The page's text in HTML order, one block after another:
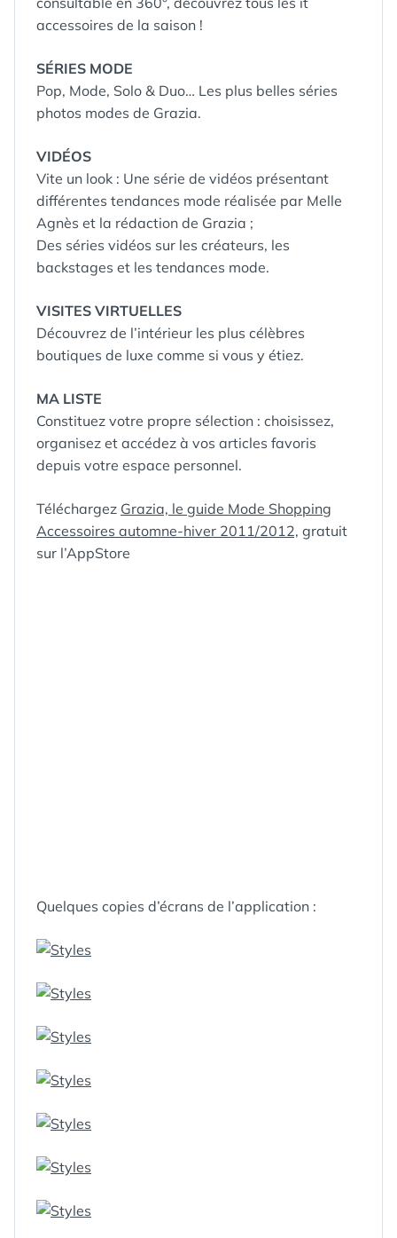
accessoires de la saison !
SÉRIES MODE
Pop, Mode, Solo & Duo… Les plus belles séries
photos modes de Grazia.
VIDÉOS
Vite un look : Une série de vidéos présentant
différentes tendances mode réalisée par Melle
Agnès et la rédaction de Grazia ;
Des séries vidéos sur les créateurs, les
backstages et les tendances mode.
VISITES VIRTUELLES
Découvrez de l’intérieur les plus célèbres
boutiques de luxe comme si vous y étiez.
MA LISTE
Constituez votre propre sélection : choisissez,
organisez et accédez à vos articles favoris
depuis votre espace personnel.
Téléchargez Grazia, le guide Mode Shopping
Accessoires automne-hiver 2011/2012, gratuit
sur l’AppStore
Quelques copies d’écrans de l’application :